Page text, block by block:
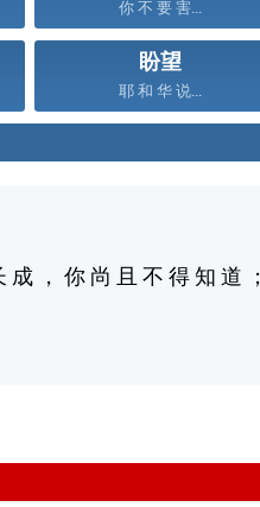
你 不 要 害...
盼望
耶 和 华 说...
， 你 尚 且 不 得 知 道 ；